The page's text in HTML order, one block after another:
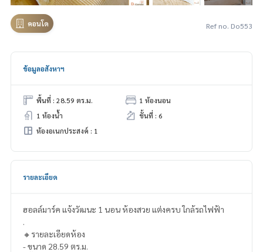
คอนโด Ref no. Do553
ข้อมูลอสังหาฯ
พื้นที่ : 28.59 ตร.ม.
1 ห้องนอน
1 ห้องน้ำ
ชั้นที่ : 6
ห้องอเนกประสงค์ : 1
รายละเอียด
ฮอลล์มาร์ค แจ้งวัฒนะ 1 นอน ห้องสวย แต่งครบ ใกล้รถไฟฟ้า
.
🔸รายละเอียดห้อง
- ขนาด 28.59 ตร.ม.